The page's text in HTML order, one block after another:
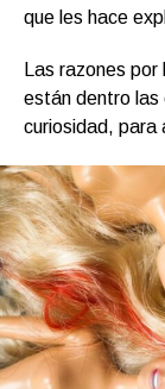
que les hace
Las razones
están dentro
curiosidad, para